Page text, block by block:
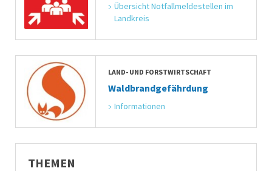
Übersicht Notfallmeldestellen im
Landkreis
LAND- UND FORSTWIRTSCHAFT
Waldbrandgefährdung
Informationen
THEMEN